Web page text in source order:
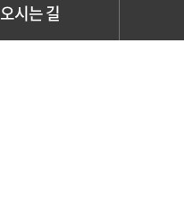
오시는 길